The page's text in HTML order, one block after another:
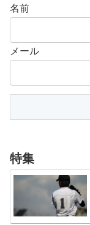
名前
メール
特集